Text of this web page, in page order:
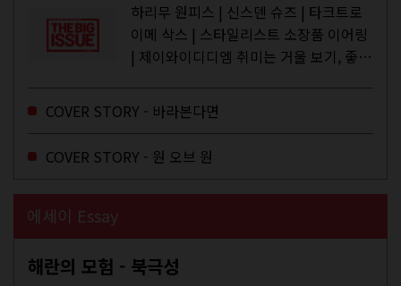
하리무 원피스 | 신스덴 슈즈 | 타크트로
이메 삭스 | 스타일리스트 소장품 이어링
| 제이와이디디엠 취미는 거울 보기, 좋아
주와...
COVER STORY - 바라본다면
COVER STORY - 원 오브 원
에세이 Essay
해란의 모험 - 북극성